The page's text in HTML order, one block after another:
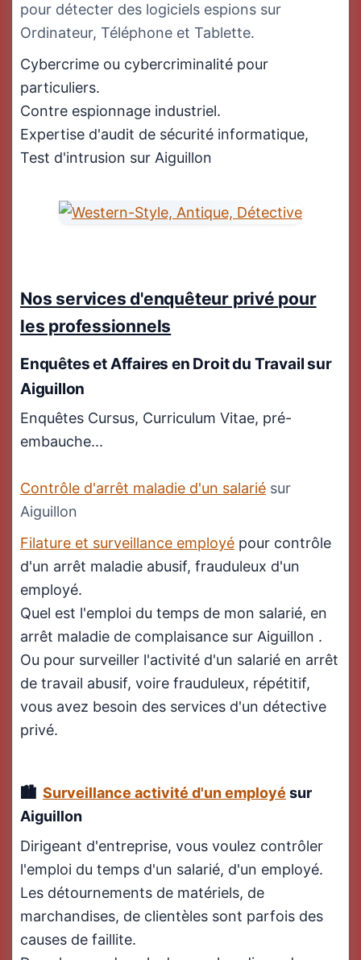
pour détecter des logiciels espions sur
Ordinateur, Téléphone et Tablette.
Cybercrime ou cybercriminalité pour
particuliers.
Contre espionnage industriel.
Expertise d'audit de sécurité informatique,
Test d'intrusion sur Aiguillon
Nos services d'enquêteur privé pour
les professionnels
Enquêtes et Affaires en Droit du Travailsur
Aiguillon
Enquêtes Cursus, Curriculum Vitae, pré-
embauche...
Contrôle d'arrêt maladie d'un salarié sur
Aiguillon
Filature et surveillance employé pour contrôle
d'un arrêt maladie abusif, frauduleux d'un
employé.
Quel est l'emploi du temps de mon salarié, en
arrêt maladie de complaisance sur Aiguillon .
Ou pour surveiller l'activité d'un salarié en arrêt
de travail abusif, voire frauduleux, répétitif,
vous avez besoin des services d'un détective
privé.
Surveillance activité d'un employé sur
Aiguillon
Dirigeant d'entreprise, vous voulez contrôler
l'emploi du temps d'un salarié, d'un employé.
Les détournements de matériels, de
marchandises, de clientèles sont parfois des
causes de faillite.